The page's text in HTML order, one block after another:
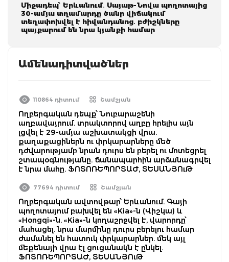
Միջադեպ՝ Երևանում․ Սայաթ-Նովա պողոտայից
30-ամյա տղամարդը ծանր վիճակում
տեղափոխվել է հիվանդանոց․ բժիշկները
պայքարում են նրա կյանքի համար
Ամենադիտվածներ
110864 դիտում Շամշյան
Ողբերգական դեպք՝ Նուբարաշենի
աղբավայրում. տրակտորով աղբը հրելիս այն
լցվել է 29-ամյա աշխատակցի վրա.
քաղաքացիներն ու փրկարարները մեծ
դժվարությամբ նրան դուրս են բերել ու մոտեցրել
շտապօգնությանը. ճանապարհին արձանագրվել
է նրա մահը. ՖՈՏՈՌԵՊՈՐՏԱԺ, ՏԵՍԱՆՅՈւԹ
77694 դիտում Շամշյան
Ողբերգական ավտովթար՝ Երևանում. Գայի
պողոտայում բախվել են «Kia»-ն (Վիշկա) և
«Hongqi»-ն. «Kia»-ն կողաշրջվել է, վարորդը՝
մահացել. նրա մարմինը դուրս բերելու համար
ժամանել են հատուկ փրկարարներ. մեկ այլ
մեքենայի վրա էլ ցուցանակն է ընկել.
ՖՈՏՈՌԵՊՈՐՏԱԺ, ՏԵՍԱՆՅՈւԹ